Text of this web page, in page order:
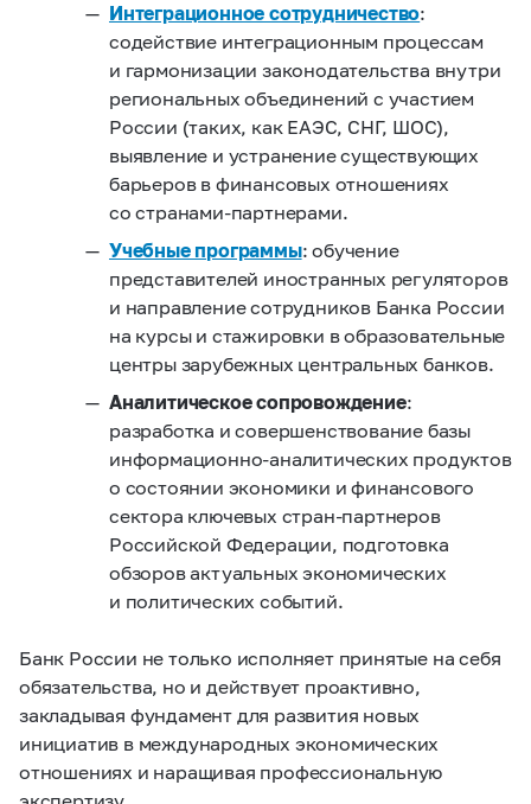
Интеграционное сотрудничество:
содействие интеграционным процессам
и гармонизации законодательства внутри
региональных объединений с участием
России (таких, как ЕАЭС, СНГ, ШОС),
выявление и устранение существующих
барьеров в финансовых отношениях
со странами-партнерами.
Учебные программы: обучение
представителей иностранных регуляторов
и направление сотрудников Банка России
на курсы и стажировки в образовательные
центры зарубежных центральных банков.
Аналитическое сопровождение:
разработка и совершенствование базы
информационно-аналитических продуктов
о состоянии экономики и финансового
сектора ключевых стран-партнеров
Российской Федерации, подготовка
обзоров актуальных экономических
и политических событий.
Банк России не только исполняет принятые на себя
обязательства, но и действует проактивно,
закладывая фундамент для развития новых
инициатив в международных экономических
отношениях и наращивая профессиональную